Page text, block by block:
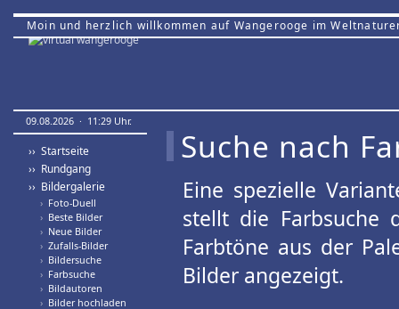
Moin und herzlich willkommen auf Wangerooge im
09.08.2026 · 11:29 Uhr.
›› Startseite
›› Rundgang
›› Bildergalerie
› Foto-Duell
› Beste Bilder
› Neue Bilder
› Zufalls-Bilder
› Bildersuche
› Farbsuche
› Bildautoren
› Bilder hochladen
Suche nach
Eine spezielle
stellt die Farbsuche
Farbtöne aus der
Bilder angezeigt.